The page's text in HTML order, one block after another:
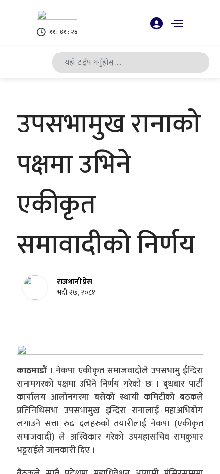
११ : ४१ : २७
उपसभामुख रानाको
पक्षमा उभिने
एकीकृत
समावादीको निर्णय
राजधानी प्रेस
भदौ २७, २०८१
काठमाडौं । नेकपा एकीकृत समाजवादीले उपसभामु ईन्दिरा
रानामगरको पक्षमा उभिने निर्णय गरेको छ । बुधबार पार्टी
कार्यालय आलोनगरमा बसेको स्थायी कमिटीको बठकले
प्रतिनिधिसभा उपसभामुख इन्दिरा रानालाई महाअभियोग
लगाउने सत्ता रुढ दलहरुको तयारीलाई नेकपा (एकीकृत
समाजवादी) ले अस्विकार गरेको उपमहासचिव रामकुमार
भट्टराईले जानकारी दिए ।